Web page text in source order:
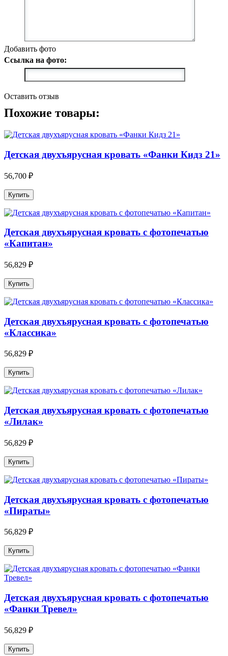
Добавить фото
Ссылка на фото:
Оставить отзыв
Похожие товары:
Детская двухъярусная кровать «Фанки Кидз 21»
56,700 ₽
Детская двухъярусная кровать с фотопечатью
«Капитан»
56,829 ₽
Детская двухъярусная кровать с фотопечатью
«Классика»
56,829 ₽
Детская двухъярусная кровать с фотопечатью
«Лилак»
56,829 ₽
Детская двухъярусная кровать с фотопечатью
«Пираты»
56,829 ₽
Детская двухъярусная кровать с фотопечатью
«Фанки Тревел»
56,829 ₽